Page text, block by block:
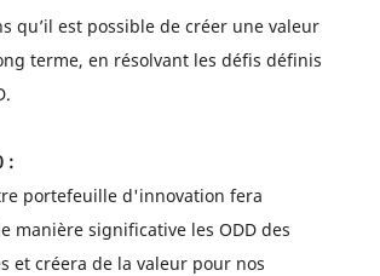
qu’il est possible de créer une valeur
terme, en résolvant les défis définis
:
portefeuille d'innovation fera
manière significative les ODD des
et créera de la valeur pour nos